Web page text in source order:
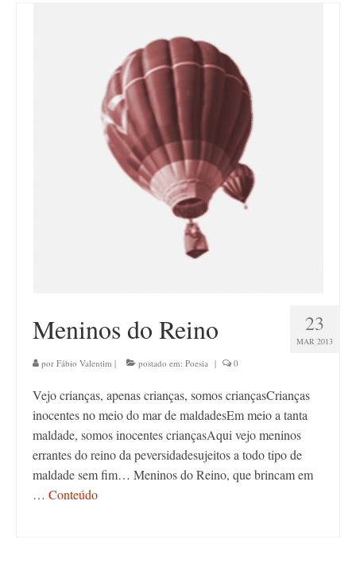
23
MAR 2013
Meninos do Reino
por Fábio Valentim | postado em: Poesia | 0
Vejo crianças, apenas crianças, somos criançasCrianças
inocentes no meio do mar de maldadesEm meio a tanta
maldade, somos inocentes criançasAqui vejo meninos
errantes do reino da peversidadesujeitos a todo tipo de
maldade sem fim… Meninos do Reino, que brincam em
… Conteúdo